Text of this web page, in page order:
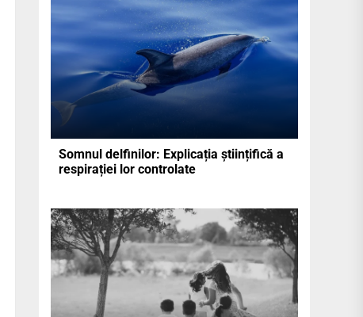
Somnul delfinilor: Explicația științifică a
respirației lor controlate